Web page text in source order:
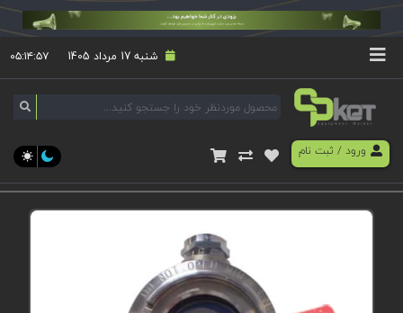
شنبه 17 مرداد 1405 ۰۵:۱۴:۵۸
ورود/ ثبت نام